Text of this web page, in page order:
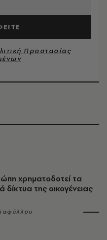
χρηματοδοτεί τα
δίκτυα της οικογένειας
Προστασίας